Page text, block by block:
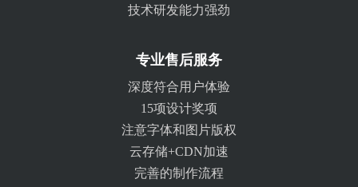
技术研发能力强劲
专业售后服务
深度符合用户体验
15项设计奖项
注意字体和图片版权
云存储+CDN加速
完善的制作流程